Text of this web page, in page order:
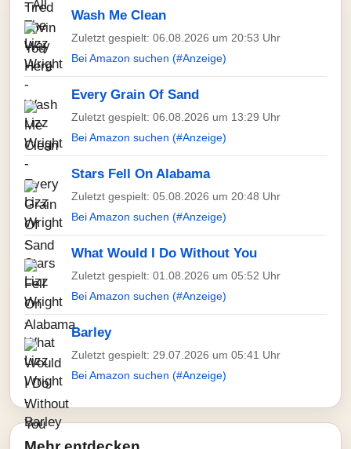
Wash Me Clean
Zuletzt gespielt: 06.08.2026 um 20:53 Uhr
Bei Amazon suchen (#Anzeige)
Every Grain Of Sand
Zuletzt gespielt: 06.08.2026 um 13:29 Uhr
Bei Amazon suchen (#Anzeige)
Stars Fell On Alabama
Zuletzt gespielt: 05.08.2026 um 20:48 Uhr
Bei Amazon suchen (#Anzeige)
What Would I Do Without You
Zuletzt gespielt: 01.08.2026 um 05:52 Uhr
Bei Amazon suchen (#Anzeige)
Barley
Zuletzt gespielt: 29.07.2026 um 05:41 Uhr
Bei Amazon suchen (#Anzeige)